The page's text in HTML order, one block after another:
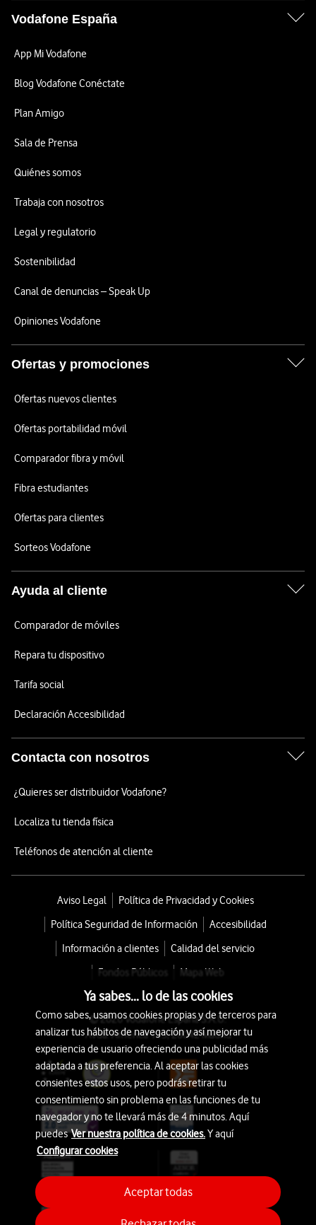
Vodafone España
App Mi Vodafone
Blog Vodafone Conéctate
Plan Amigo
Sala de Prensa
Quiénes somos
Trabaja con nosotros
Legal y regulatorio
Sostenibilidad
Canal de denuncias – Speak Up
Opiniones Vodafone
Ofertas y promociones
Ofertas nuevos clientes
Ofertas portabilidad móvil
Comparador fibra y móvil
Fibra estudiantes
Ofertas para clientes
Sorteos Vodafone
Ayuda al cliente
Comparador de móviles
Repara tu dispositivo
Tarifa social
Declaración Accesibilidad
Contacta con nosotros
¿Quieres ser distribuidor Vodafone?
Localiza tu tienda física
Teléfonos de atención al cliente
Aviso Legal
Política de Privacidad y Cookies
Política Seguridad de Información
Accesibilidad
Información a clientes
Calidad del servicio
Fondos Públicos
Mapa Web
© 2026 Vodafone España S.A.U.
Avda. América 115, 28042 Madrid
Ya sabes... lo de las cookies
Como sabes, usamos cookies propias y de terceros para
analizar tus hábitos de navegación y así mejorar tu
experiencia de usuario ofreciendo una publicidad más
adaptada a tus preferencia. Al aceptar las cookies
consientes estos usos, pero podrás retirar tu
consentimiento sin problema en las funciones de tu
navegador y no te llevará más de 4 minutos. Aquí
puedesVer nuestra política de cookies.Y aquí
Configurar cookies
Aceptar todas